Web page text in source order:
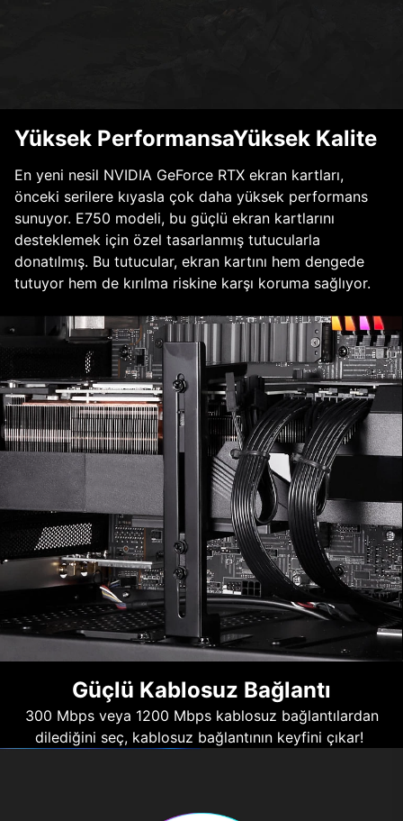
Yüksek PerformansaYüksek Kalite
En yeni nesil NVIDIA GeForce RTX ekran kartları,
önceki serilere kıyasla çok daha yüksek performans
sunuyor. E750 modeli, bu güçlü ekran kartlarını
desteklemek için özel tasarlanmış tutucularla
donatılmış. Bu tutucular, ekran kartını hem dengede
tutuyor hem de kırılma riskine karşı koruma sağlıyor.
Güçlü Kablosuz Bağlantı
300 Mbps veya 1200 Mbps kablosuz bağlantılardan
dilediğini seç, kablosuz bağlantının keyfini çıkar!